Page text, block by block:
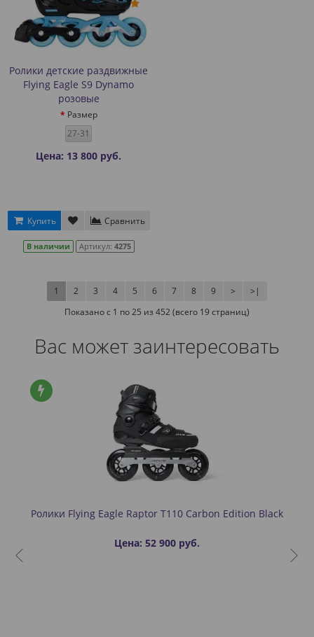
Ролики детские раздвижные
Flying Eagle S9 Dynamo
розовые
Размер
27-31
Цена: 13 800 руб.
Купить Сравнить
В наличии Артикул: 4275
1 2 3 4 5 6 7 8 9 > >|
Показано с 1 по 25 из 452 (всего 19 страниц)
Вас может заинтересовать
Ролики Flying Eagle Raptor T110 Carbon Edition Black
Цена: 52 900 руб.